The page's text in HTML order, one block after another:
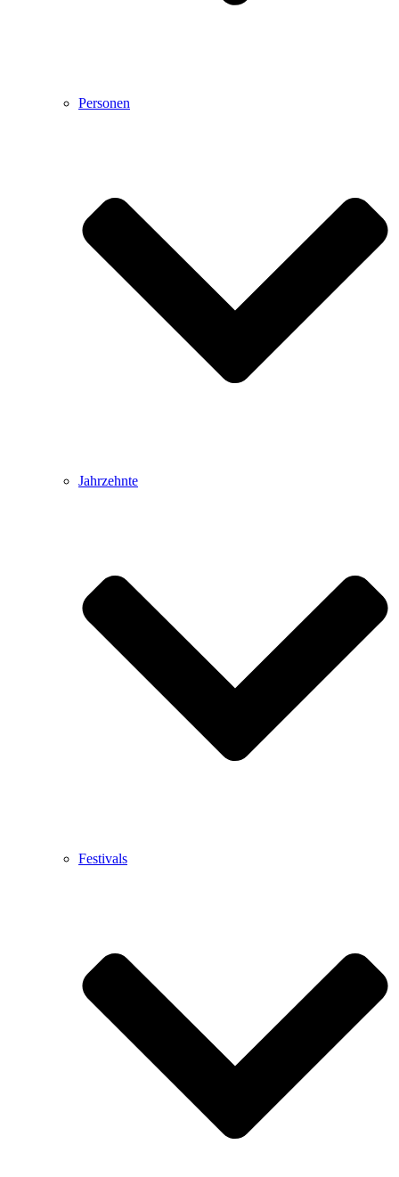
Personen
Jahrzehnte
Festivals